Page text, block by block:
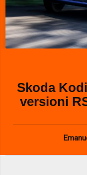
Skoda
versioni